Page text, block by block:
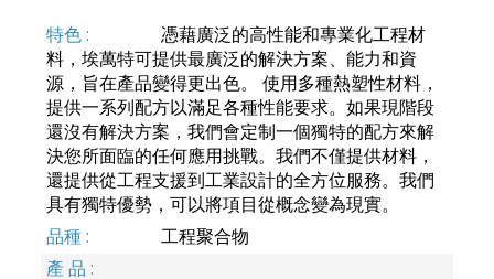
憑藉廣泛的高性能和專業化工程材
料，埃萬特可提供最廣泛的解決方案、能力和資
源，旨在產品變得更出色。 使用多種熱塑性材料，
提供一系列配方以滿足各種性能要求。如果現階段
還沒有解決方案，我們會定制一個獨特的配方來解
決您所面臨的任何應用挑戰。我們不僅提供材料，
還提供從工程支援到工業設計的全方位服務。我們
具有獨特優勢，可以將項目從概念變為現實。
工程聚合物